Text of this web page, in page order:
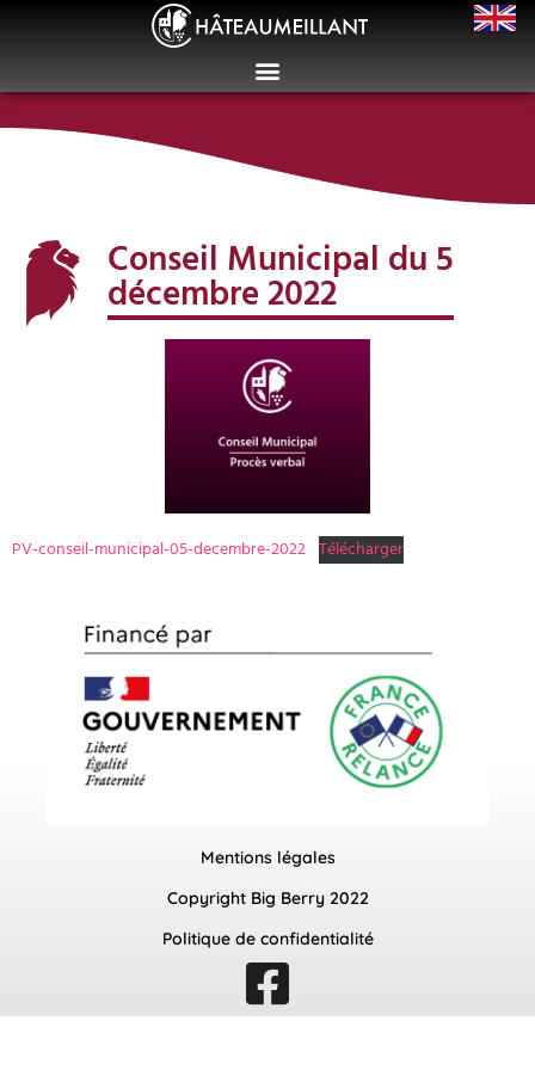
Conseil Municipal du 5
décembre 2022
PV-conseil-municipal-05-decembre-2022 Télécharger
Mentions légales
Copyright Big Berry 2022
Politique de confidentialité